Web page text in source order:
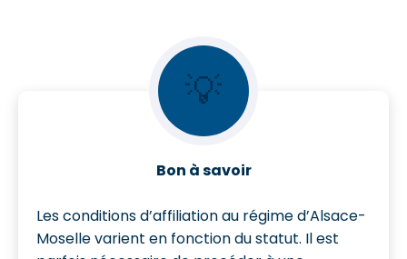
💡
Bon à savoir
Les conditions d’affiliation au régime d’Alsace-
Moselle varient en fonction du statut. Il est